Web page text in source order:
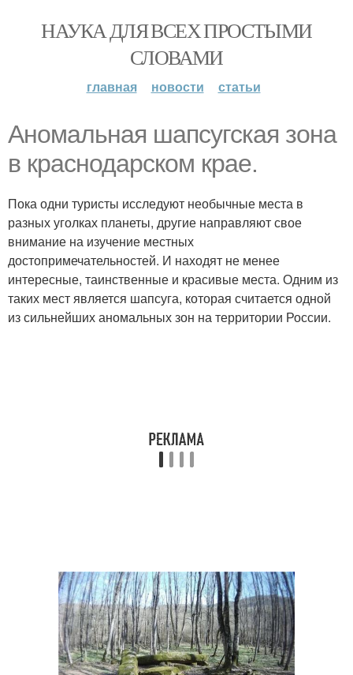
НАУКА ДЛЯ ВСЕХ ПРОСТЫМИ
СЛОВАМИ
главная новости статьи
Аномальная шапсугская зона
в краснодарском крае.
Пока одни туристы исследуют необычные места в
разных уголках планеты, другие направляют свое
внимание на изучение местных
достопримечательностей. И находят не менее
интересные, таинственные и красивые места. Одним из
таких мест является шапсуга, которая считается одной
из сильнейших аномальных зон на территории России.